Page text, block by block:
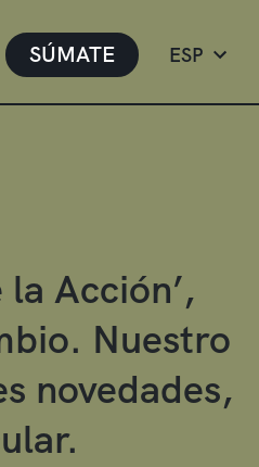
SÚMATE ESP
Acción’,
Nuestro
novedades,